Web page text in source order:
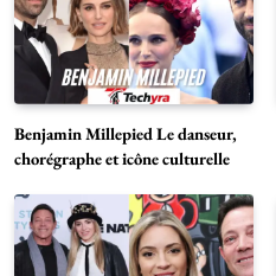
Benjamin Millepied Le danseur,
chorégraphe et icône culturelle